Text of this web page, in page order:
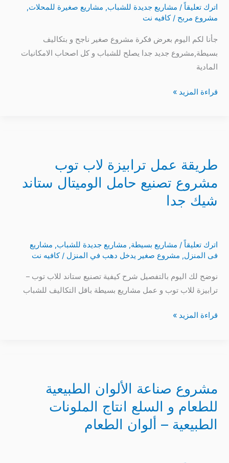
اترك تعليقاً /مشاريع جديدة للشباب,مشاريع صغيرة للمحلات,
مشروع مربح/كافيه نت
جأنا لكم اليوم بعرض فكرة مشروع صغير ناجح و بتكاليف
بسيطة,مشروع جديد جدا يصلح للشباب و كل اصحاب الامكانيات
المادية
قراءة المزيد »
طريقة عمل ترابيزة لاب توب
مشروع تصنيع حامل الوميتال ستاند
شيك جدا
اترك تعليقاً /مشاريع بسيطة,مشاريع جديدة للشباب,مشاريع
فى المنزل, مشروع صغير يدخل دهب في المنزل/كافيه نت
نوضح لك اليوم بالتفصيل شرح كيفية تصنيع ستاند للاب توب –
ترابيزة للاب توب و عمل مشاريع بسيطة باقل التكاليف للشباب
ترابيزة
مشروع
الوميتال
ستاند
شيك
قراءة المزيد »
مشروع صناعة الألوان الطبيعية
للطعام و السلع انتاج الملونات
الطبيعية – ألوان الطعام
الألوان
الطبيعية